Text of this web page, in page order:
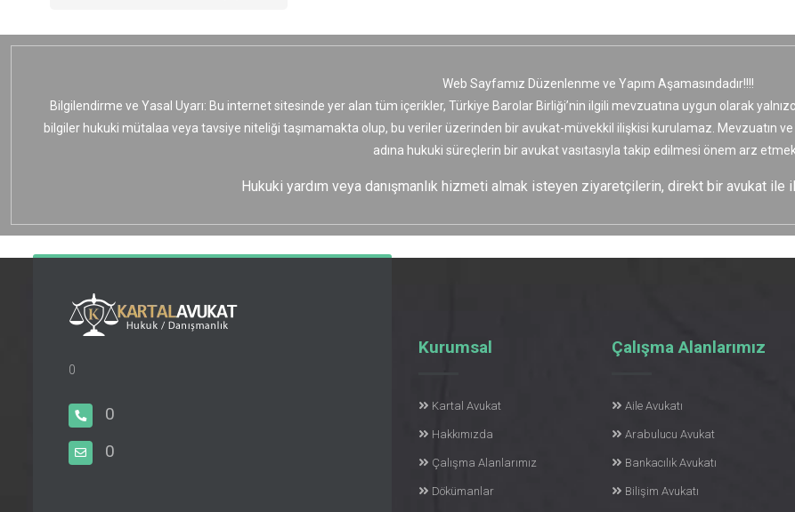
Web Sayfamız Düzenlenme ve Yapım Aşamasındadır!!!!
Bilgilendirme ve Yasal Uyarı: Bu internet sitesinde yer alan tüm içerikler, Türkiye Barolar Birliği’nin ilgili mevzuatına uygun olarak
bilgiler hukuki mütalaa veya tavsiye niteliği taşımamakta olup, bu veriler üzerinden bir avukat-müvekkil ilişkisi kurulamaz. Mevzuatın ve
adına hukuki süreçlerin bir avukat vasıtasıyla takip edilmesi önem arz
Hukuki yardım veya danışmanlık hizmeti almak isteyen ziyaretçilerin, direkt bir avukat
0
0
0
Kurumsal
Kartal Avukat
Hakkımızda
Çalışma Alanlarımız
Dökümanlar
Çalışma Alanlarımız
Aile Avukatı
Arabulucu Avukat
Bankacılık Avukatı
Bilişim Avukatı